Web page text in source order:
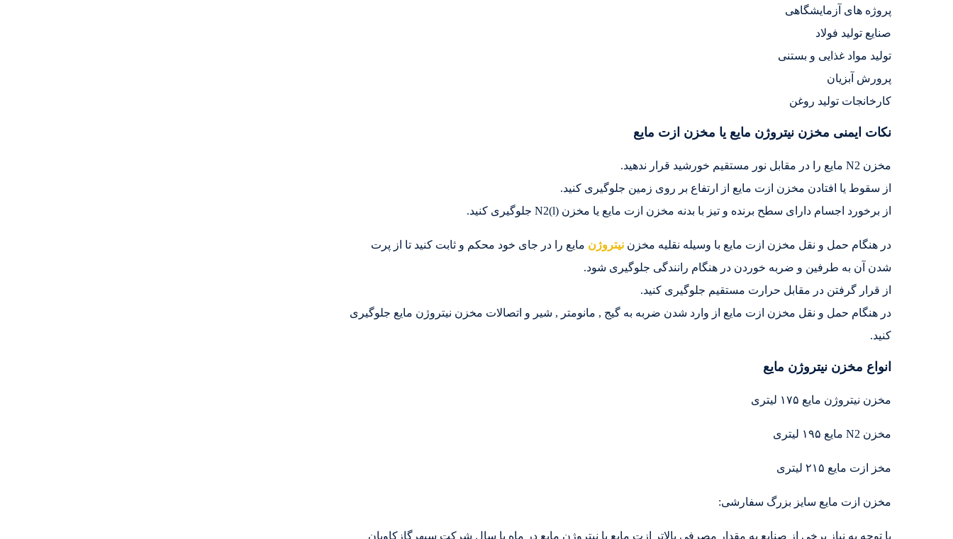
پروژه های آزمایشگاهی
صنایع تولید فولاد
تولید مواد غذایی و بستنی
پرورش آبزیان
کارخانجات تولید روغن
نکات ایمنی مخزن نیتروژن مایع یا مخزن ازت مایع
مخزن N2 مایع را در مقابل نور مستقیم خورشید قرار ندهید.
از سقوط یا افتادن مخزن ازت مایع از ارتفاع بر روی زمین جلوگیری کنید.
از برخورد اجسام دارای سطح برنده و تیز با بدنه مخزن ازت مایع یا مخزن N2(l) جلوگیری کنید.
در هنگام حمل و نقل مخزن ازت مایع با وسیله نقلیه مخزن نیتروژن مایع را در جای خود محکم و ثابت کنید تا از پرت
شدن آن به طرفین و ضربه خوردن در هنگام رانندگی جلوگیری شود.
از قرار گرفتن در مقابل حرارت مستقیم جلوگیری کنید.
در هنگام حمل و نقل مخزن ازت مایع از وارد شدن ضربه به گیج , مانومتر , شیر و اتصالات مخزن نیتروژن مایع جلوگیری
کنید.
انواع مخزن نیتروژن مایع
مخزن نیتروژن مایع ۱۷۵ لیتری
مخزن N2 مایع ۱۹۵ لیتری
مخز ازت مایع ۲۱۵ لیتری
مخزن ازت مایع سایز بزرگ سفارشی:
با توجه به نیاز برخی از صنایع به مقدار مصرفی بالاتر ازت مایع یا نیتروژن مایع در ماه یا سال شرکت سپهرگازکاویان